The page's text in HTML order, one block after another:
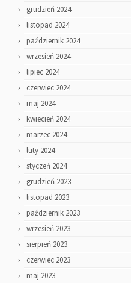
grudzień 2024
listopad 2024
październik 2024
wrzesień 2024
lipiec 2024
czerwiec 2024
maj 2024
kwiecień 2024
marzec 2024
luty 2024
styczeń 2024
grudzień 2023
listopad 2023
październik 2023
wrzesień 2023
sierpień 2023
czerwiec 2023
maj 2023